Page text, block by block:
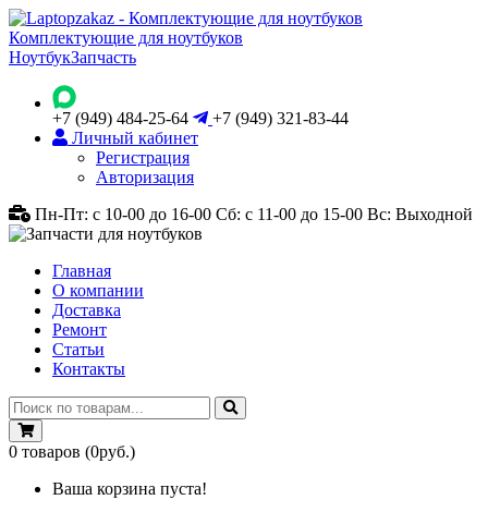
Комплектующие для ноутбуков
НоутбукЗапчасть
+7 (949) 484-25-64
+7 (949) 321-83-44
Личный кабинет
Регистрация
Авторизация
Пн-Пт: с 10-00 до 16-00 Сб: с 11-00 до 15-00 Вс: Выходной
Главная
О компании
Доставка
Ремонт
Статьи
Контакты
0 товаров (0руб.)
Ваша корзина пуста!